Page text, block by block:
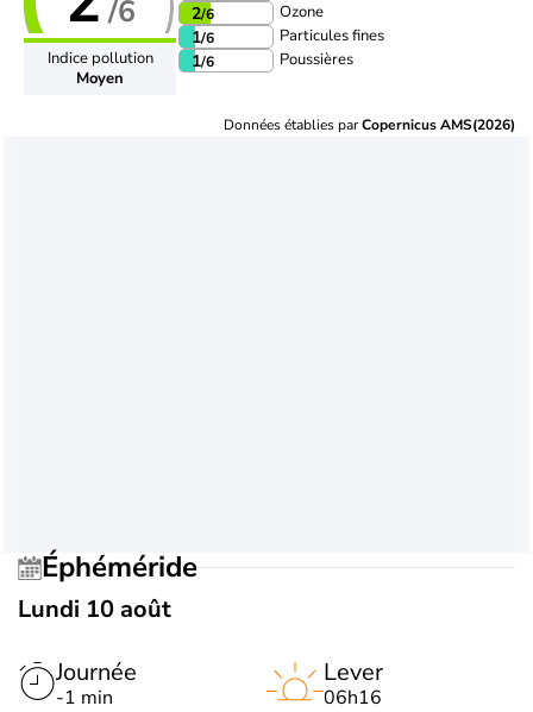
/6
Indice pollution
Moyen
2/6 Ozone
1/6 Particules fines
1/6 Poussières
Données établies parCopernicus AMS(2026)
Éphéméride
Lundi 10 août
Journée
-1 min
Lever
06h16